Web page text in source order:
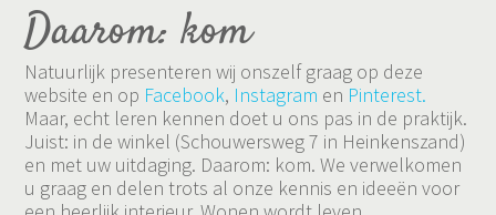
Daarom: kom
Natuurlijk presenteren wij onszelf graag op deze
website en op Facebook, Instagram en Pinterest.
Maar, echt leren kennen doet u ons pas in de praktijk.
Juist: in de winkel (Schouwersweg 7 in Heinkenszand)
en met uw uitdaging. Daarom: kom. We verwelkomen
u graag en delen trots al onze kennis en ideeën voor